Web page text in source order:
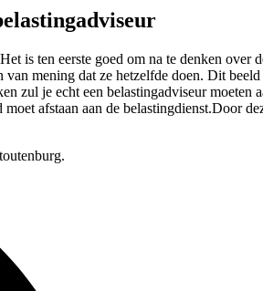
is ten eerste goed om na te denken over
mening dat ze hetzelfde doen. Dit
zul je echt een belastingadviseur moeten
afstaan aan de belastingdienst.Door